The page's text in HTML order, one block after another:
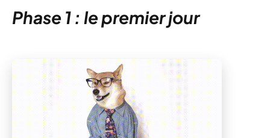
Phase 1 : le premier jour